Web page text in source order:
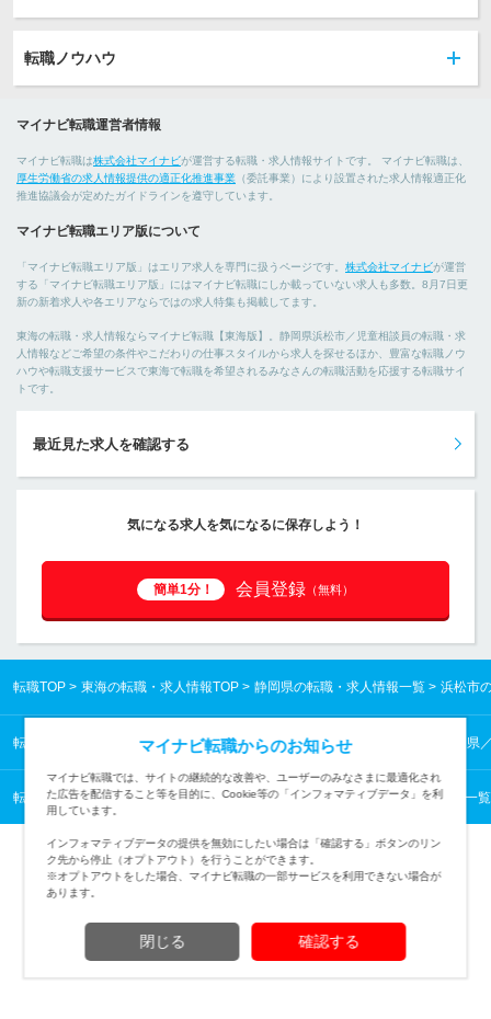
転職ノウハウ
マイナビ転職運営者情報
マイナビ転職は株式会社マイナビが運営する転職・求人情報サイトです。 マイナビ転職は、
厚生労働省の求人情報提供の適正化推進事業 （委託事業）により設置された求人情報適正化
推進協議会が定めたガイドラインを遵守しています。
マイナビ転職エリア版について
「マイナビ転職エリア版」はエリア求人を専門に扱うページです。 株式会社マイナビが運営
する「マイナビ転職エリア版」にはマイナビ転職にしか載っていない求人も多数。8月7日更
新の新着求人や各エリアならではの求人特集も掲載してます。
東海の転職・求人情報ならマイナビ転職【東海版】。静岡県浜松市／児童相談員の転職・求
人情報などご希望の条件やこだわりの仕事スタイルから求人を探せるほか、豊富な転職ノウ
ハウや転職支援サービスで東海で転職を希望されるみなさんの転職活動を応援する転職サイ
トです。
最近見た求人を確認する
気になる求人を気になるに保存しよう！
簡単1分！ 会員登録 （無料）
転職TOP 東海の転職・求人情報TOP 静岡県の転職・求人情報一覧 浜松市
転職TOP 東海の転職・求人情報TOP 静岡県の転職・求人情報一覧 静岡県
転職TOP 保育・教育・通訳から探す 保育・教育・通訳の転職・求人情報一覧
(c) Mynavi Corporation
マイナビ転職からのお知らせ
マイナビ転職では、サイトの継続的な改善や、ユーザーのみなさまに最適化され
た広告を配信すること等を目的に、Cookie等の「インフォマティブデータ」を利
用しています。
インフォマティブデータの提供を無効にしたい場合は「確認する」ボタンのリン
ク先から停止（オプトアウト）を行うことができます。
※オプトアウトをした場合、マイナビ転職の一部サービスを利用できない場合が
あります。
閉じる 確認する